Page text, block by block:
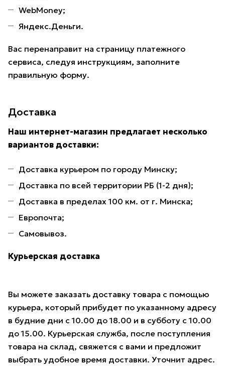
WebMoney;
Яндекс.Деньги.
Вас перенаправит на страницу платежного
сервиса, следуя инструкциям, заполните
правильную форму.
Доставка
Наш интернет-магазин предлагает несколько
вариантов доставки:
Доставка курьером по городу Минску;
Доставка по всей территории РБ (1-2 дня);
Доставка в пределах 100 км. от г. Минска;
Европочта;
Самовывоз.
Курьерская доставка
Вы можете заказать доставку товара с помощью
курьера, который прибудет по указанному адресу
в будние дни с 10.00 до 18.00 и в субботу с 10.00
до 15.00. Курьерская служба, после поступления
товара на склад, свяжется с вами и предложит
выбрать удобное время доставки. Уточнит адрес.